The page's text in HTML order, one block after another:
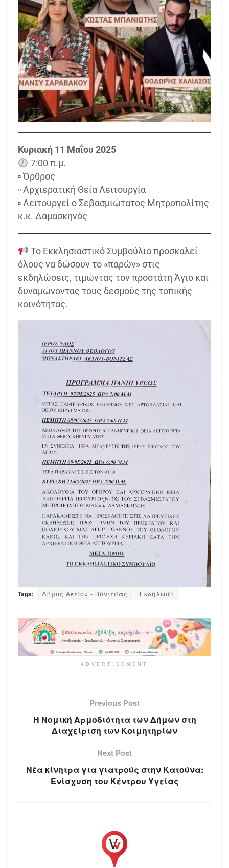
Κυριακή 11 Μαΐου 2025
7:00 π.μ.
▫ Όρθρος
▫ Αρχιερατική Θεία Λειτουργία
▫ Λειτουργεί ο Σεβασμιώτατος Μητροπολίτης
κ.κ. Δαμασκηνός
Το Εκκλησιαστικό Συμβούλιο προσκαλεί
όλους να δώσουν το «παρών» στις
εκδηλώσεις, τιμώντας τον προστάτη Άγιο και
δυναμώνοντας τους δεσμούς της τοπικής
κοινότητας.
Tags: Δήμος Ακτίου - Βόνιτσας Εκδήλωση
ADVERTISEMENT
Previous Post
Η Νομική Αρμοδιότητα των Δήμων στη
Διαχείριση των Κοιμητηρίων
Next Post
Νέα κίνητρα για γιατρούς στην Κατούνα:
Ενίσχυση του Κέντρου Υγείας